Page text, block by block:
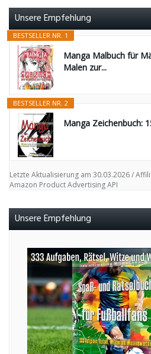
Unsere Empfehlung
BESTSELLER NR. 1
Manga Malbuch für
Malen zur...
BESTSELLER NR. 2
Manga Zeichenbuch:
Letzte Aktualisierung am 30.03.2026 /
Amazon Product Advertising API
Unsere Empfehlung